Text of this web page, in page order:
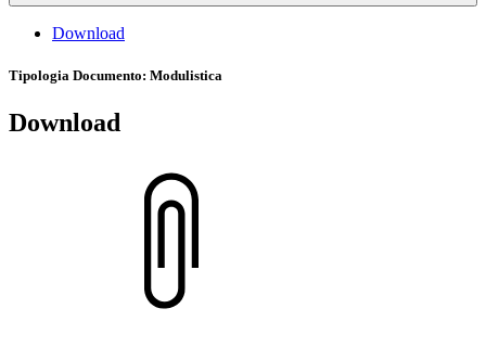
Download
Tipologia Documento: Modulistica
Download